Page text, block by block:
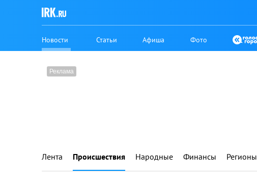
Новости Статьи Афиша Фото
Лента Происшествия Народные Финансы Регионы